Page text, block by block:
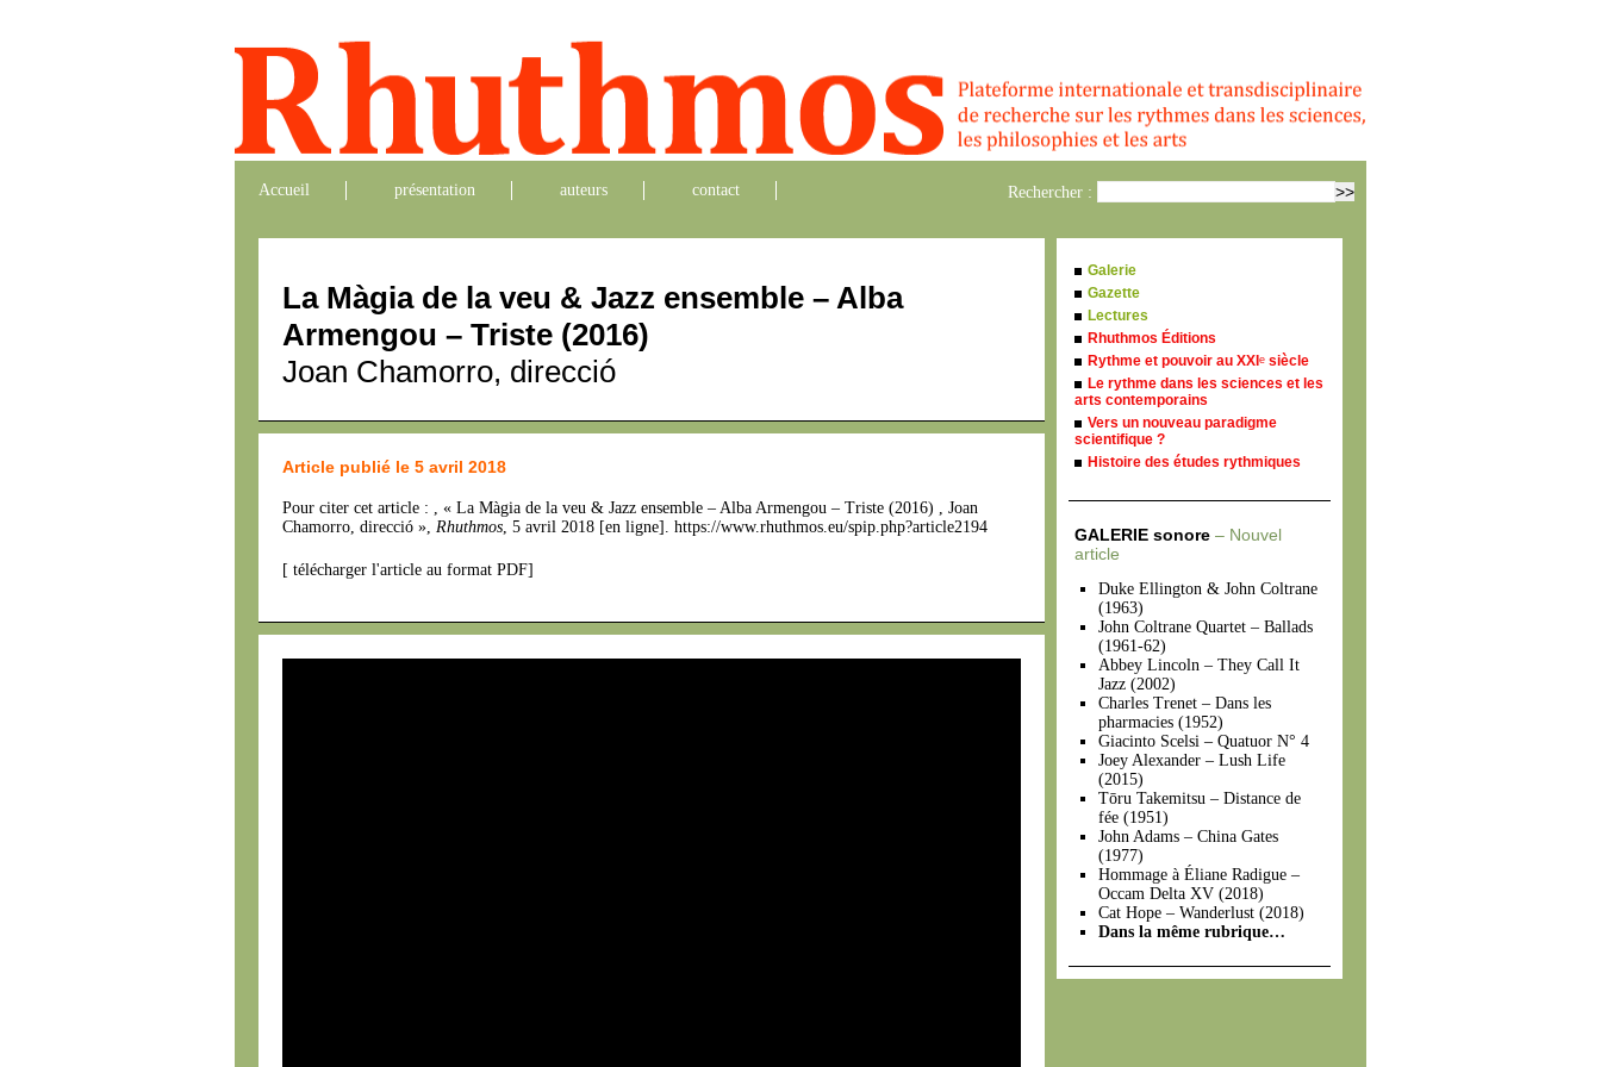
Accueil présentation auteurs contact Rechercher :
La Màgia de la veu & Jazz ensemble – Alba
Armengou – Triste (2016)
Joan Chamorro, direcció
Article publié le 5 avril 2018
Pour citer cet article : , « La Màgia de la veu & Jazz ensemble – Alba Armengou – Triste (2016) , Joan
Chamorro, direcció », Rhuthmos, 5 avril 2018 [en ligne]. https://www.rhuthmos.eu/spip.php?article2194
[ télécharger l'article au format PDF]
Galerie
Gazette
Lectures
Rhuthmos Éditions
Rythme et pouvoir au XXI e siècle
Le rythme dans les sciences et les
arts contemporains
Vers un nouveau paradigme
scientifique ?
Histoire des études rythmiques
GALERIE sonore – Nouvel
article
Duke Ellington & John Coltrane
(1963)
John Coltrane Quartet – Ballads
(1961-62)
Abbey Lincoln – They Call It
Jazz (2002)
Charles Trenet – Dans les
pharmacies (1952)
Giacinto Scelsi – Quatuor N° 4
Joey Alexander – Lush Life
(2015)
Tōru Takemitsu – Distance de
fée (1951)
John Adams – China Gates
(1977)
Hommage à Éliane Radigue –
Occam Delta XV (2018)
Cat Hope – Wanderlust (2018)
Dans la même rubrique…